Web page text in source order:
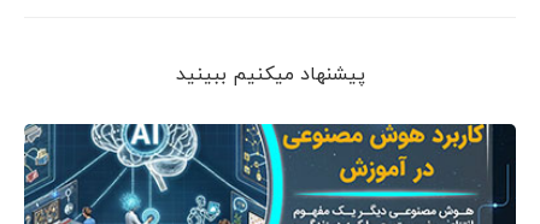
پیشنهاد می‎کنیم ببینید